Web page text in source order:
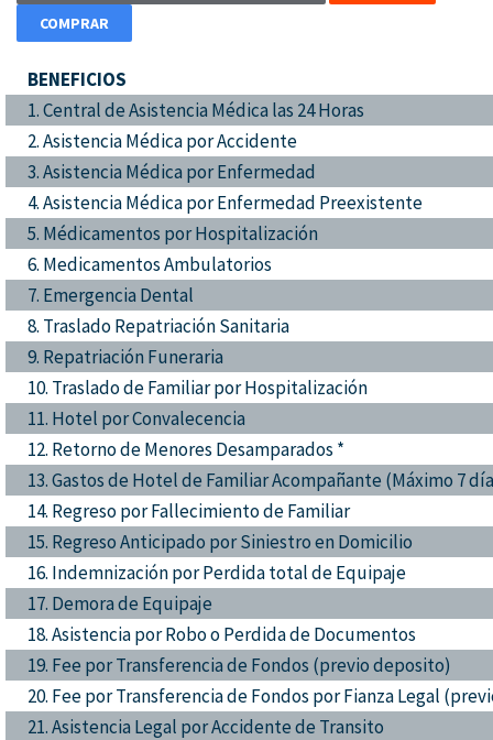
COMPRAR
BENEFICIOS
1. Central de Asistencia Médica las 24 Horas
2. Asistencia Médica por Accidente
3. Asistencia Médica por Enfermedad
4. Asistencia Médica por Enfermedad Preexistente
5. Médicamentos por Hospitalización
6. Medicamentos Ambulatorios
7. Emergencia Dental
8. Traslado Repatriación Sanitaria
9. Repatriación Funeraria
10. Traslado de Familiar por Hospitalización
11. Hotel por Convalecencia
12. Retorno de Menores Desamparados *
13. Gastos de Hotel de Familiar Acompañante (Máximo 7
14. Regreso por Fallecimiento de Familiar
15. Regreso Anticipado por Siniestro en Domicilio
16. Indemnización por Perdida total de Equipaje
17. Demora de Equipaje
18. Asistencia por Robo o Perdida de Documentos
19. Fee por Transferencia de Fondos (previo deposito)
20. Fee por Transferencia de Fondos por Fianza Legal
21. Asistencia Legal por Accidente de Transito